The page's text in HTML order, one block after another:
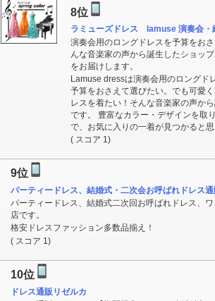
8位
ラミューズドレス lamuse 演奏会・
演奏会用のロングドレスを予算をお
んな音楽家の声から誕生したショッ
をお届けします。
Lamuse dressは演奏会用のロングド
予算をおさえて選びたい。でも可愛
レスを着たい！そんな音楽家の声か
です。 豊富なカラー・デザインを取
で、お気に入りの一着が見つかると
( スコア 1)
9位
パーティードレス、結婚式・二次会お呼ばれドレス通
パーティードレス、結婚式二次回お呼ばれドレス、
店です。
格安ドレスファッション多数品揃え！
( スコア 1)
10位
ドレス通販リゼルカ